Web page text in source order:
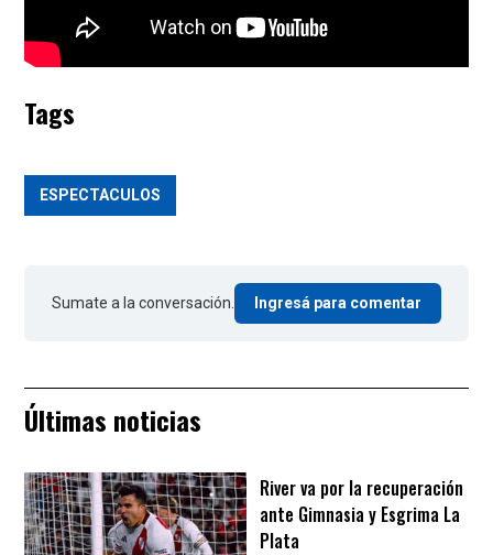
Tags
ESPECTACULOS
Sumate a la conversación. Ingresá para comentar
Últimas noticias
River va por la recuperación
ante Gimnasia y Esgrima La
Plata